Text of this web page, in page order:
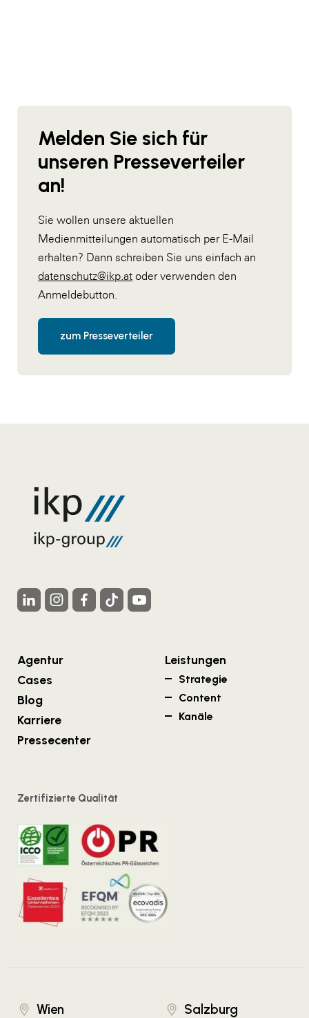
Melden Sie sich für
unseren Presseverteiler
an!
Sie wollen unsere aktuellen
Medienmitteilungen automatisch per E-Mail
erhalten? Dann schreiben Sie uns einfach an
datenschutz@ikp.at oder verwenden den
Anmeldebutton.
zum Presseverteiler
Agentur
Cases
Blog
Karriere
Pressecenter
Leistungen
Strategie
Content
Kanäle
Zertifizierte Qualität
Wien Salzburg